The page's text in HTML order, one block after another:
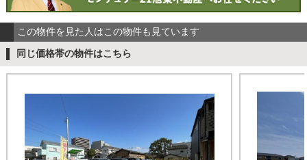
この物件を見た人はこの物件も見ています
同じ価格帯の物件はこちら